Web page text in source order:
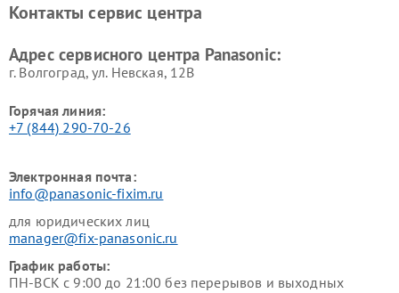
панелей Panasonic
Контакты сервис центра
Адрес сервисного центра Panasonic:
г. Волгоград, ул. Невская, 12В
Горячая линия:
+7 (844) 290-70-26
Электронная почта:
info@panasonic-fixim.ru
для юридических лиц
manager@fix-panasonic.ru
График работы:
ПН-ВСК с 9:00 до 21:00 без перерывов и выходных